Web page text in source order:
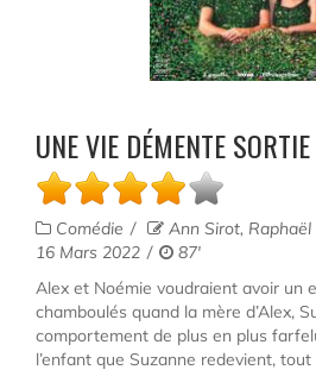
UNE VIE DÉMENTE
Comédie Ann Sirot,
16 Mars 2022
87'
Alex et Noémie voudraient avoir un
chamboulés quand la mère d’Alex,
comportement de plus en plus
l’enfant que Suzanne redevient, tout